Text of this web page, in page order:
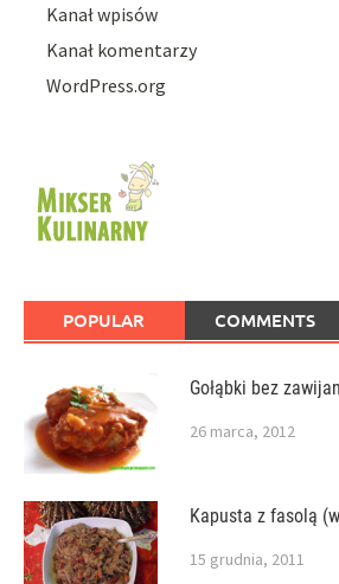
Kanał wpisów
Kanał komentarzy
WordPress.org
POPULAR COMMENTS
Gołąbki bez
26 marca, 2012
Kapusta z fasolą
15 grudnia, 2011